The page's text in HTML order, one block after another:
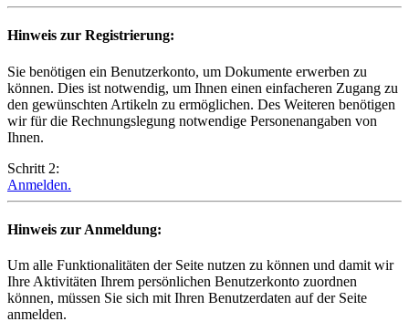
Hinweis zur Registrierung:
Sie benötigen ein Benutzerkonto, um Dokumente erwerben zu
können. Dies ist notwendig, um Ihnen einen einfacheren Zugang zu
den gewünschten Artikeln zu ermöglichen. Des Weiteren benötigen
wir für die Rechnungslegung notwendige Personenangaben von
Ihnen.
Schritt 2:
Anmelden.
Hinweis zur Anmeldung:
Um alle Funktionalitäten der Seite nutzen zu können und damit wir
Ihre Aktivitäten Ihrem persönlichen Benutzerkonto zuordnen
können, müssen Sie sich mit Ihren Benutzerdaten auf der Seite
anmelden.